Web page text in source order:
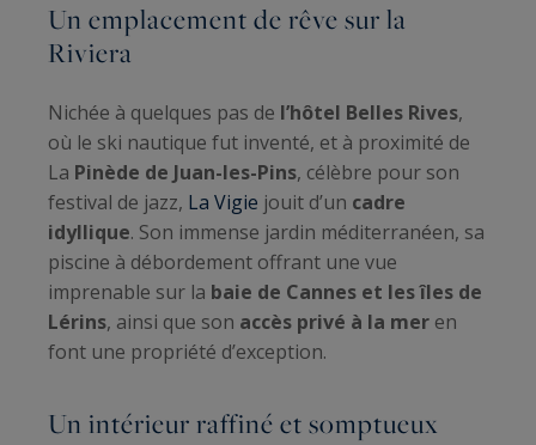
Un emplacement de rêve sur la
Riviera
Nichée à quelques pas de l’hôtel Belles Rives,
où le ski nautique fut inventé, et à proximité de
La Pinède de Juan-les-Pins, célèbre pour son
festival de jazz, La Vigie jouit d’un cadre
idyllique. Son immense jardin méditerranéen, sa
piscine à débordement offrant une vue
imprenable sur la baie de Cannes et les îles de
Lérins, ainsi que son accès privé à la mer en
font une propriété d’exception.
Un intérieur raffiné et somptueux